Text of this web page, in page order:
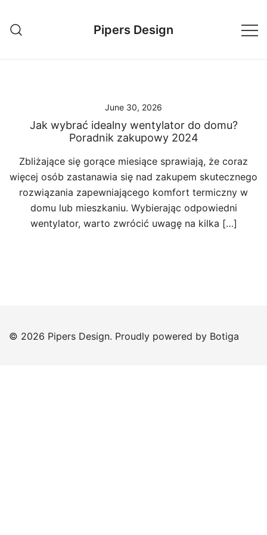
content
Pipers Design
June 30, 2026
Jak wybrać idealny wentylator do domu?
Poradnik zakupowy 2024
Zbliżające się gorące miesiące sprawiają, że coraz
więcej osób zastanawia się nad zakupem skutecznego
rozwiązania zapewniającego komfort termiczny w
domu lub mieszkaniu. Wybierając odpowiedni
wentylator, warto zwrócić uwagę na kilka […]
© 2026 Pipers Design. Proudly powered by Botiga